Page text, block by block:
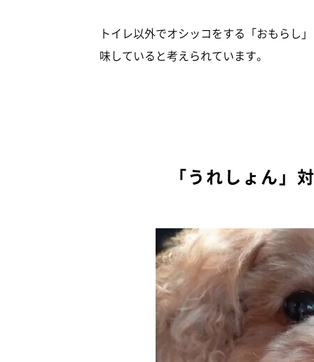
トイレ以外でオシッコをする「おもらし
味していると考えられています。
「うれしょん」